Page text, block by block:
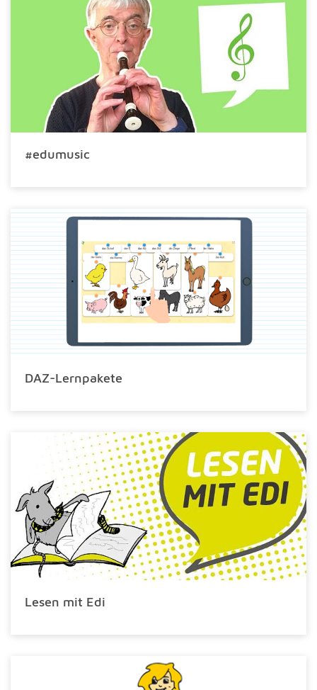
#edumusic
DAZ-Lernpakete
Lesen mit Edi